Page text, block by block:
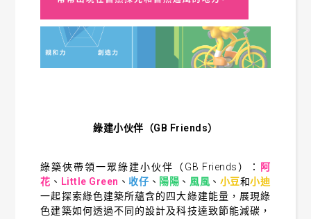
綠建小伙伴（GB Friends）
綠築俠帶領一眾綠建小伙伴（GB Friends）：
阿
花 、 Little Green 、 收仔 、 陽陽 、 風風 、 小豆和小迪
一起探索綠色建築所蘊含的四大綠建能量，展現綠
色建築如何透過不同的設計及科技達致節能減碳，